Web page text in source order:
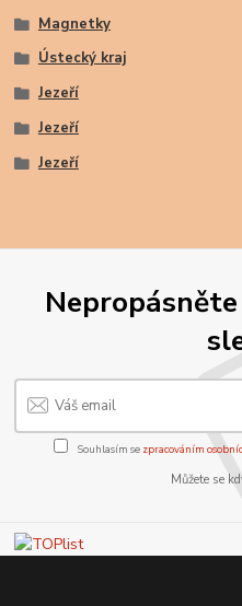
Magnetky
Ústecký kraj
Jezeří
Jezeří
Jezeří
Souhlasím se zpracováním
Můžete se